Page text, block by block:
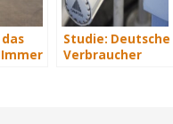
Studie: Deutsche
Verbraucher